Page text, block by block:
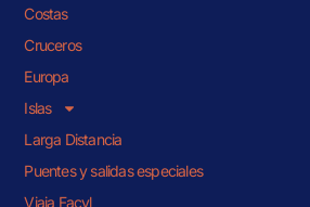
Costas
Cruceros
Europa
Islas
Larga Distancia
Puentes y salidas especiales
Viaja Facyl